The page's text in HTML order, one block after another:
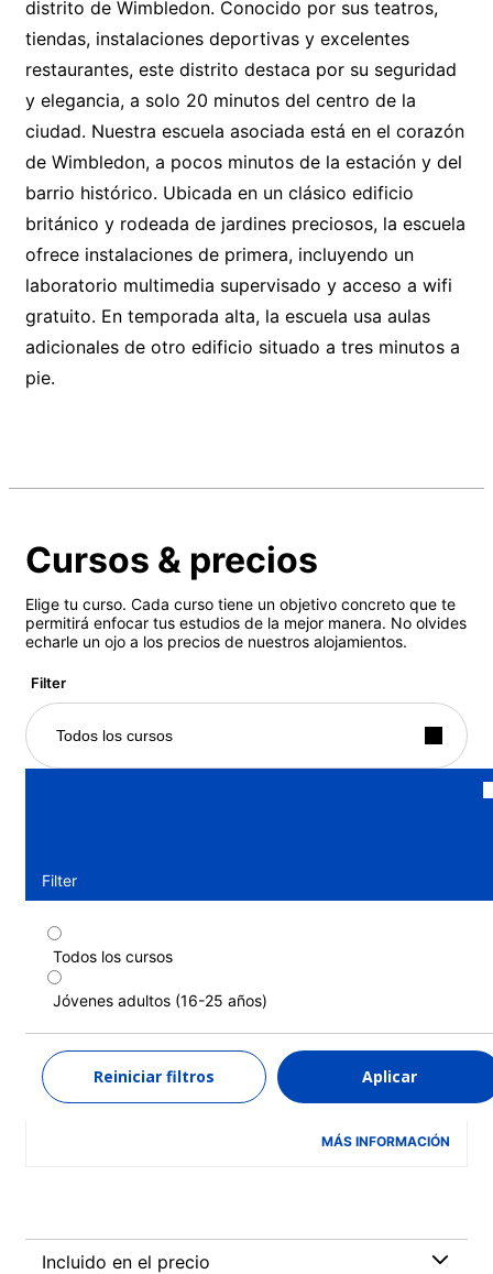
distrito de Wimbledon. Conocido por sus teatros,
tiendas, instalaciones deportivas y excelentes
restaurantes, este distrito destaca por su seguridad
y elegancia, a solo 20 minutos del centro de la
ciudad. Nuestra escuela asociada está en el corazón
de Wimbledon, a pocos minutos de la estación y del
barrio histórico. Ubicada en un clásico edificio
británico y rodeada de jardines preciosos, la escuela
ofrece instalaciones de primera, incluyendo un
laboratorio multimedia supervisado y acceso a wifi
gratuito. En temporada alta, la escuela usa aulas
adicionales de otro edificio situado a tres minutos a
pie.
Cursos & precios
Elige tu curso. Cada curso tiene un objetivo concreto que te
permitirá enfocar tus estudios de la mejor manera. No olvides
echarle un ojo a los precios de nuestros alojamientos.
Filter
Todos los cursos
Filter
Todos los cursos
Jóvenes adultos (16-25 años)
Reiniciar filtros Aplicar
Global Leaders (17-21 años)
Duración: 1 - 4 semanas
1 semanadesde
840 EUR
MÁS INFORMACIÓN
Incluido en el precio